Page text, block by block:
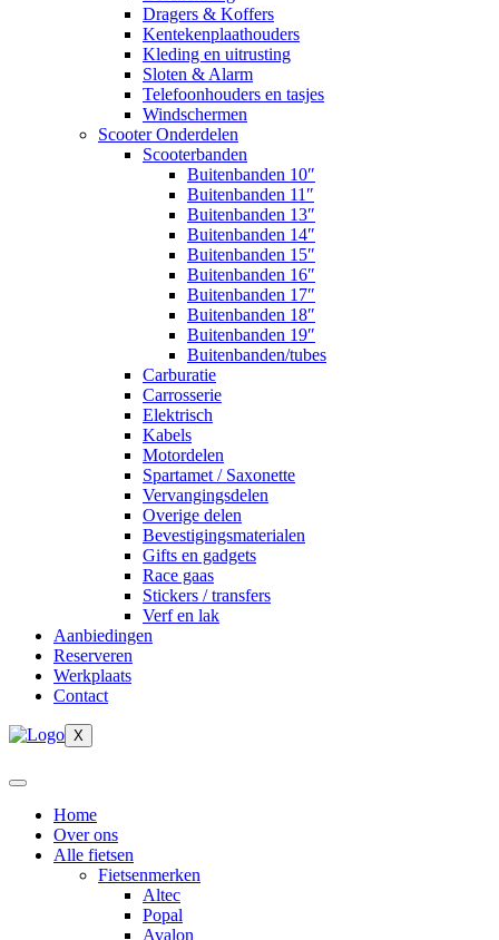
Dragers & Koffers
Kentekenplaathouders
Kleding en uitrusting
Sloten & Alarm
Telefoonhouders en tasjes
Windschermen
Scooter Onderdelen
Scooterbanden
Buitenbanden 10″
Buitenbanden 11″
Buitenbanden 13″
Buitenbanden 14″
Buitenbanden 15″
Buitenbanden 16″
Buitenbanden 17″
Buitenbanden 18″
Buitenbanden 19″
Buitenbanden/tubes
Carburatie
Carrosserie
Elektrisch
Kabels
Motordelen
Spartamet / Saxonette
Vervangingsdelen
Overige delen
Bevestigingsmaterialen
Gifts en gadgets
Race gaas
Stickers / transfers
Verf en lak
Aanbiedingen
Reserveren
Werkplaats
Contact
X
Home
Over ons
Alle fietsen
Fietsenmerken
Altec
Popal
Avalon